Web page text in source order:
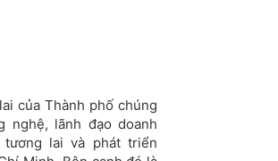
của Thành phố chúng
nghệ, lãnh đạo doanh
lai và phát triển